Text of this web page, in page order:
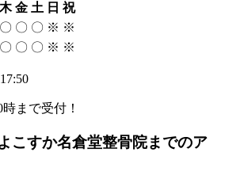
木 金 土 日 祝
〇 〇 〇 ※ ※
〇 〇 〇 ※ ※
時まで受付！
こすか名倉堂整骨院までのア